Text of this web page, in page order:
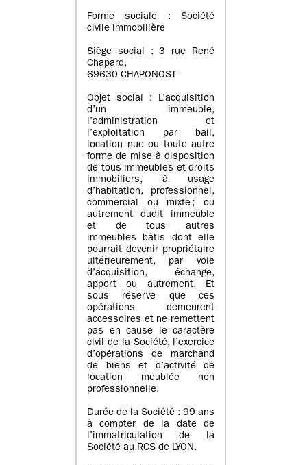
Forme sociale : Société
civile immobilière
Siège social : 3 rue René
Chapard,
69630 CHAPONOST
Objet social : L’acquisition
d’un immeuble,
l’administration et
l’exploitation par bail,
location nue ou toute autre
forme de mise à disposition
de tous immeubles et droits
immobiliers, à usage
d’habitation, professionnel,
commercial ou mixte ; ou
autrement dudit immeuble
et de tous autres
immeubles bâtis dont elle
pourrait devenir propriétaire
ultérieurement, par voie
d’acquisition, échange,
apport ou autrement. Et
sous réserve que ces
opérations demeurent
accessoires et ne remettent
pas en cause le caractère
civil de la Société, l’exercice
d’opérations de marchand
de biens et d’activité de
location meublée non
professionnelle.
Durée de la Société : 99 ans
à compter de la date de
l’immatriculation de la
Société au RCS de LYON.